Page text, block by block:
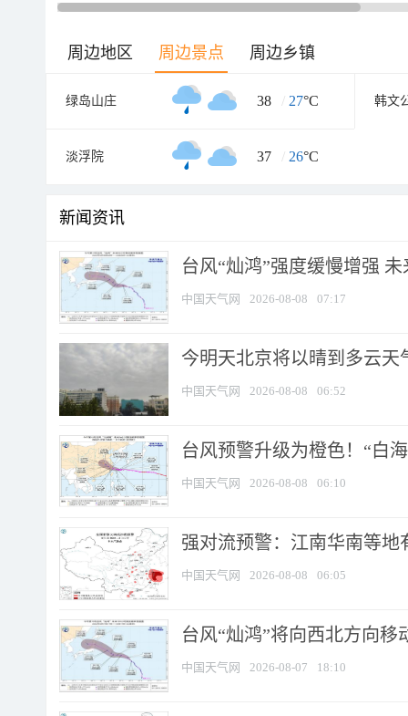
周边地区 周边景点 周边乡镇
绿岛山庄 38 / 27°C 韩文
淡浮院 37 / 26°C
新闻资讯
台风“灿鸿”强度缓慢增强
中国天气网 2026-08-08 07:17
今明天北京将以晴到多云
中国天气网 2026-08-08 06:52
台风预警升级为橙色！“白
中国天气网 2026-08-08 06:10
强对流预警：江南华南等地
中国天气网 2026-08-08 06:05
台风“灿鸿”将向西北方向移
中国天气网 2026-08-07 18:10